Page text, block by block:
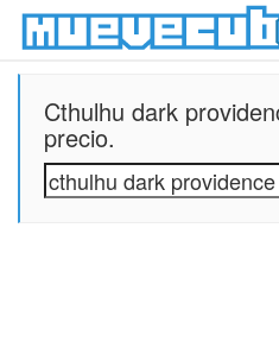
Cthulhu dark
precio.